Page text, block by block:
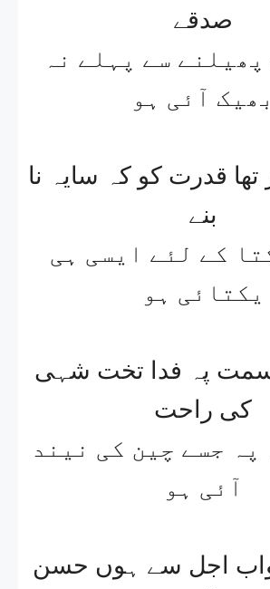
صدقے
پھیلنے سے پہلے نہ
بھیک آئی ہو
قدرت کو کہ سایہ نا
بنے
کے لئے ایسی ہی
یکتائی ہو
پہ فدا تخت شہی
کی راحت
پہ جسے چین کی نیند
آئی ہو
اجل سے ہوں حسن